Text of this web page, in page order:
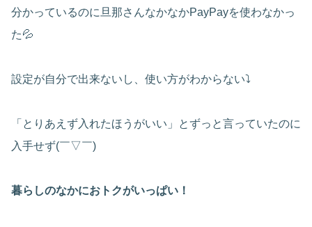
分かっているのに旦那さんなかなかPayPayを使わなかっ
た💦
設定が自分で出来ないし、使い方がわからない⤵
「とりあえず入れたほうがいい」とずっと言っていたのに
入手せず(￣▽￣)
暮らしのなかにおトクがいっぱい！